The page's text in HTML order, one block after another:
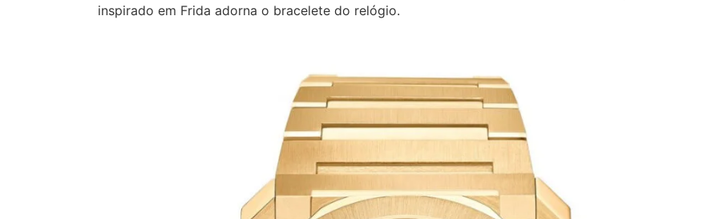
inspirado em Frida adorna o bracelete do relógio.